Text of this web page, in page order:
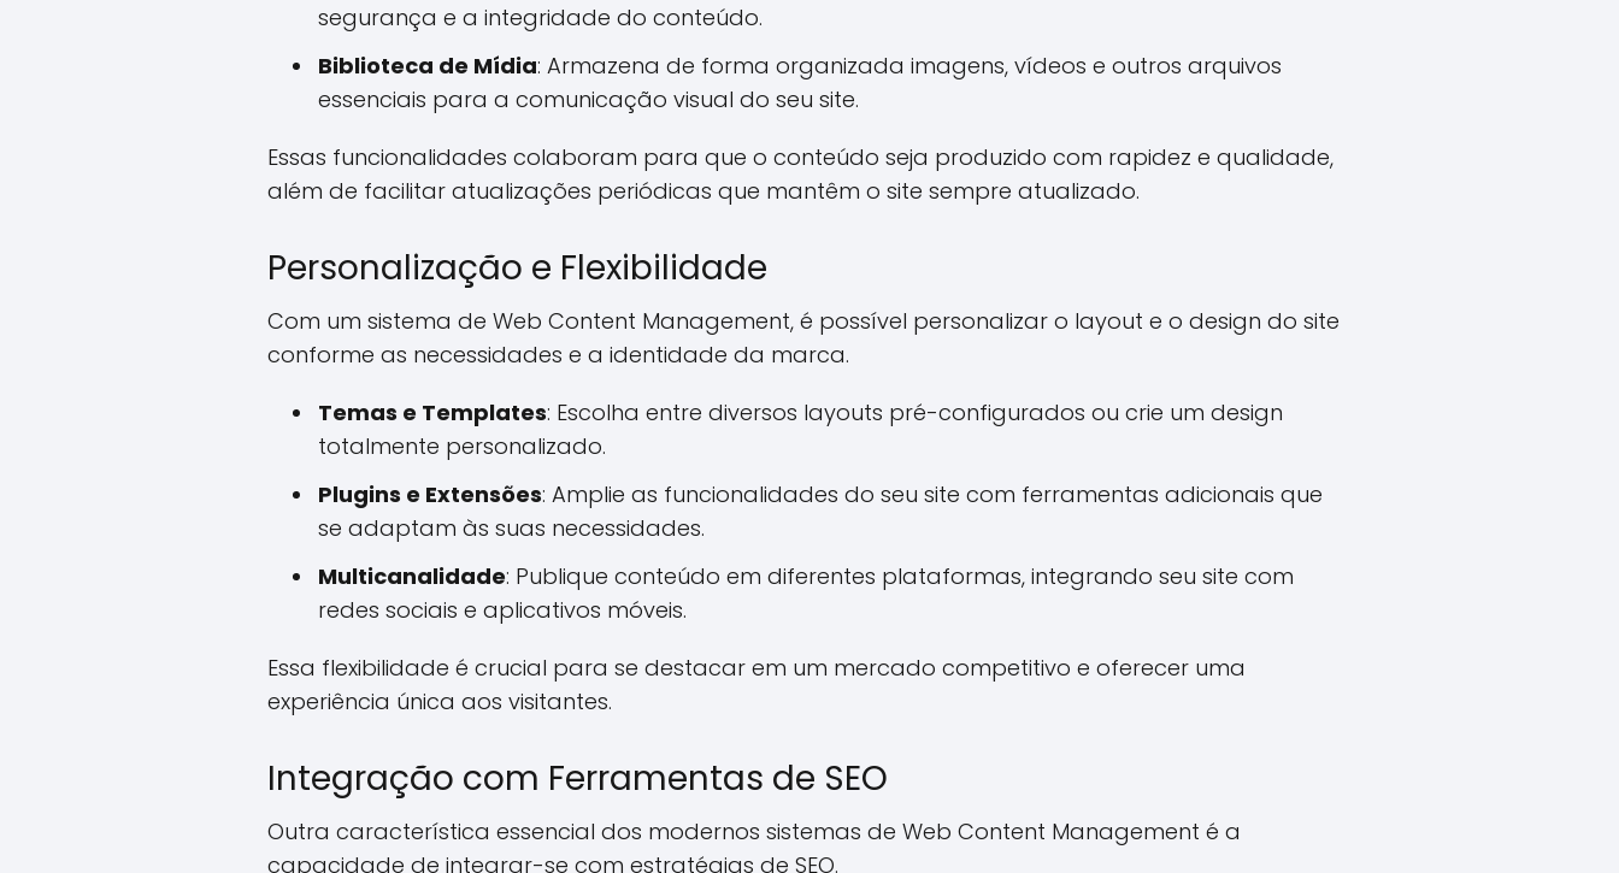
segurança e a integridade do conteúdo.
Biblioteca de Mídia: Armazena de forma organizada imagens, vídeos e outros arquivos
essenciais para a comunicação visual do seu site.
Essas funcionalidades colaboram para que o conteúdo seja produzido com rapidez e qualidade,
além de facilitar atualizações periódicas que mantêm o site sempre atualizado.
Personalização e Flexibilidade
Com um sistema de Web Content Management, é possível personalizar o layout e o design do site
conforme as necessidades e a identidade da marca.
Temas e Templates: Escolha entre diversos layouts pré-configurados ou crie um design
totalmente personalizado.
Plugins e Extensões: Amplie as funcionalidades do seu site com ferramentas adicionais que
se adaptam às suas necessidades.
Multicanalidade: Publique conteúdo em diferentes plataformas, integrando seu site com
redes sociais e aplicativos móveis.
Essa flexibilidade é crucial para se destacar em um mercado competitivo e oferecer uma
experiência única aos visitantes.
Integração com Ferramentas de SEO
Outra característica essencial dos modernos sistemas de Web Content Management é a
capacidade de integrar-se com estratégias de SEO.